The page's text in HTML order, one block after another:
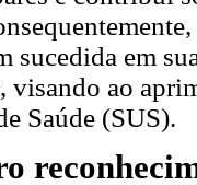
sucedida em
ao
Saúde (SUS).